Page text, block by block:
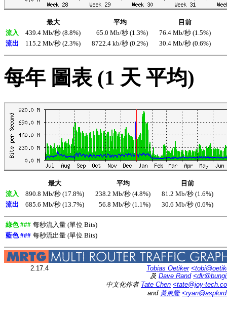
最大 平均
目前
流入
439.4 Mb/秒 (8.8%) 65.0 Mb/秒 (1.3%)
76.4 Mb/秒 (1.5%)
流出
115.2 Mb/秒 (2.3%) 8722.4 kb/秒 (0.2%) 30.4 Mb/秒 (0.6%)
每年 圖表 (1 天 平均)
最大 平均
目前
流入
890.8 Mb/秒 (17.8%) 238.2 Mb/秒 (4.8%)
81.2 Mb/秒 (1.6%)
流出
685.6 Mb/秒 (13.7%) 56.8 Mb/秒 (1.1%) 30.6 Mb/秒 (0.6%)
綠色 ### 每秒流入量 (單位 Bits)
藍色 ### 每秒流出量 (單位 Bits)
2.17.4 Tobias Oetiker
及 Dave Rand
中文化作者 Tate Chen <tate@joy-
and 黃東隆